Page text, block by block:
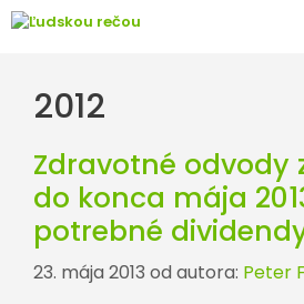
Preskočiť
2012
Zdravotné odvody
do konca mája
potrebné
23. mája 2013 od autora: Peter